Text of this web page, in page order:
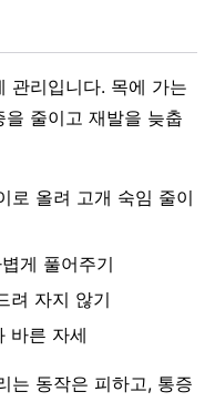
관리입니다. 목에 가는
줄이고 재발을 늦춥
로 올려 고개 숙임 줄이
게 풀어주기
려 자지 않기
바른 자세
는 동작은 피하고, 통증